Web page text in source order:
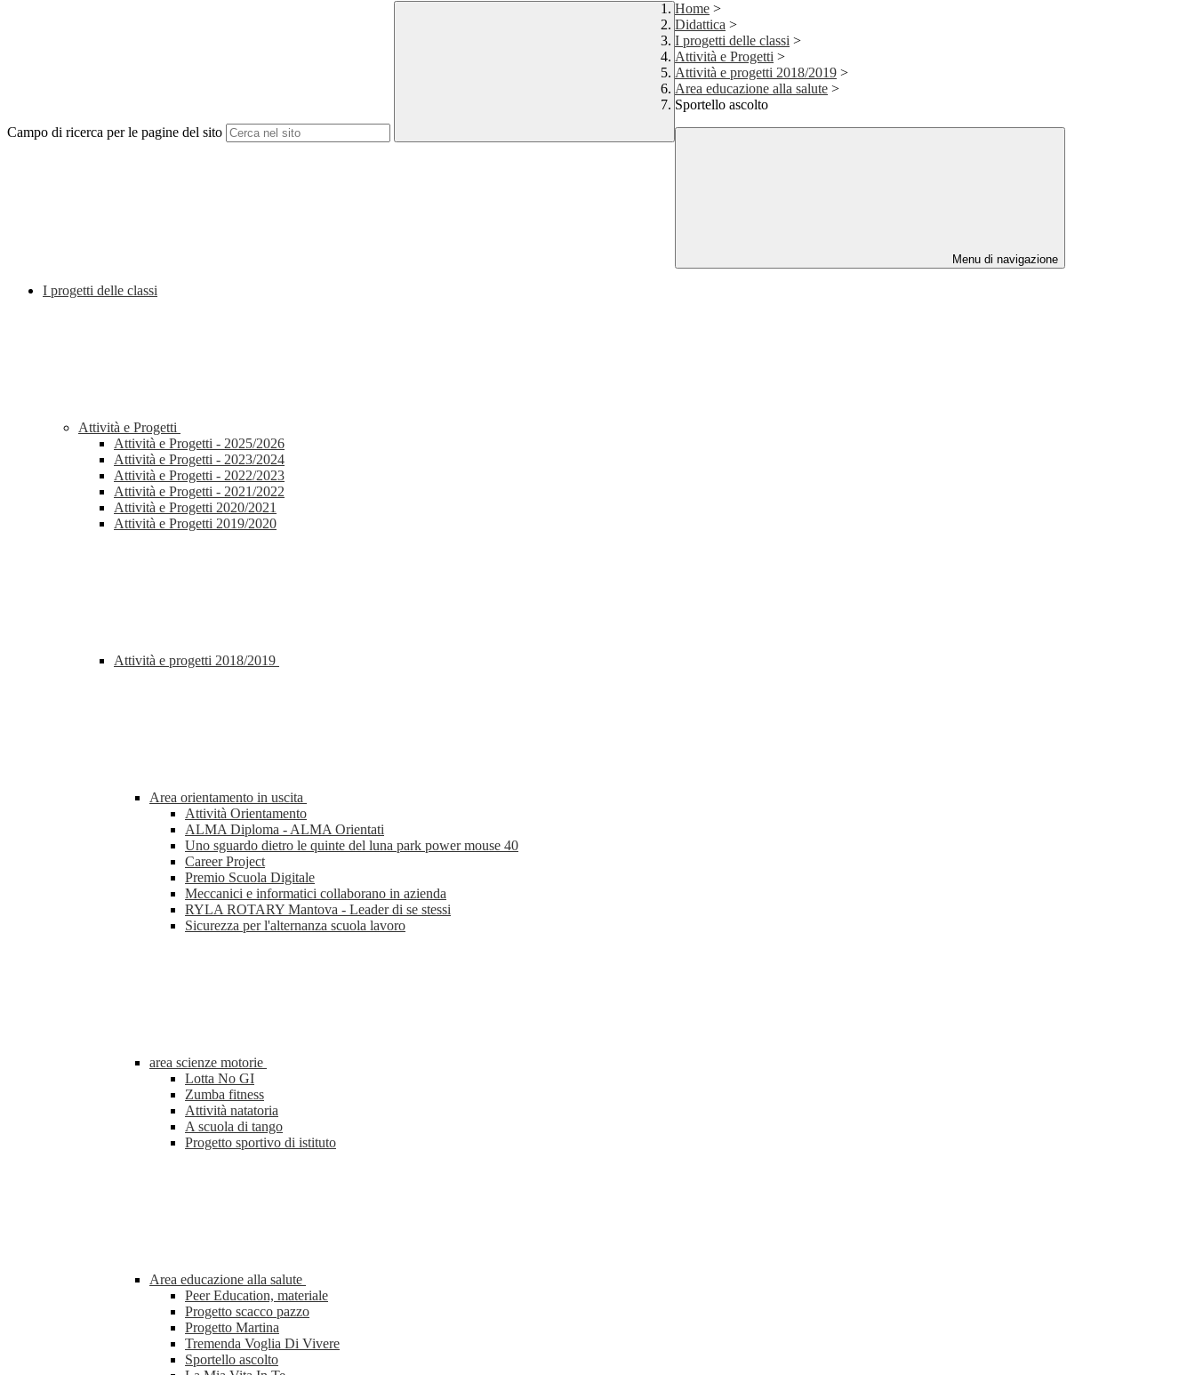
Campo di ricerca per le pagine del sito
Home >
Didattica >
I progetti delle classi >
Attività e Progetti >
Attività e progetti 2018/2019 >
Area educazione alla salute >
Sportello ascolto
Menu di navigazione
I progetti delle classi
Attività e Progetti
Attività e Progetti - 2025/2026
Attività e Progetti - 2023/2024
Attività e Progetti - 2022/2023
Attività e Progetti - 2021/2022
Attività e Progetti 2020/2021
Attività e Progetti 2019/2020
Attività e progetti 2018/2019
Area orientamento in uscita
Attività Orientamento
ALMA Diploma - ALMA Orientati
Uno sguardo dietro le quinte del luna park power mouse 40
Career Project
Premio Scuola Digitale
Meccanici e informatici collaborano in azienda
RYLA ROTARY Mantova - Leader di se stessi
Sicurezza per l'alternanza scuola lavoro
area scienze motorie
Lotta No GI
Zumba fitness
Attività natatoria
A scuola di tango
Progetto sportivo di istituto
Area educazione alla salute
Peer Education, materiale
Progetto scacco pazzo
Progetto Martina
Tremenda Voglia Di Vivere
Sportello ascolto